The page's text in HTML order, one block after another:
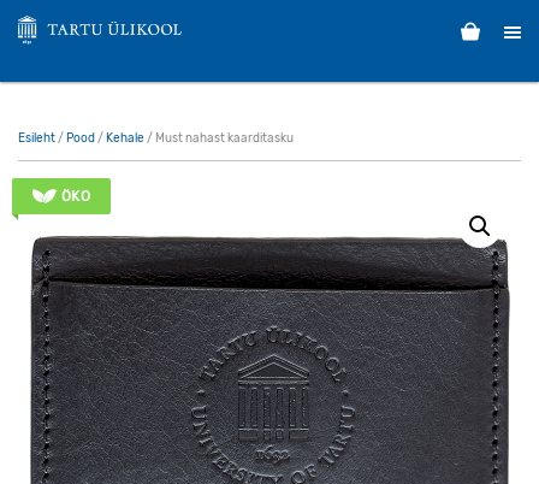
Esileht/ Pood / Kehale / Must nahast kaarditasku
ÖKO